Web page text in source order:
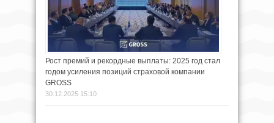
Рост премий и рекордные выплаты: 2025 год стал
годом усиления позиций страховой компании
GROSS
30.12.2025 15:10